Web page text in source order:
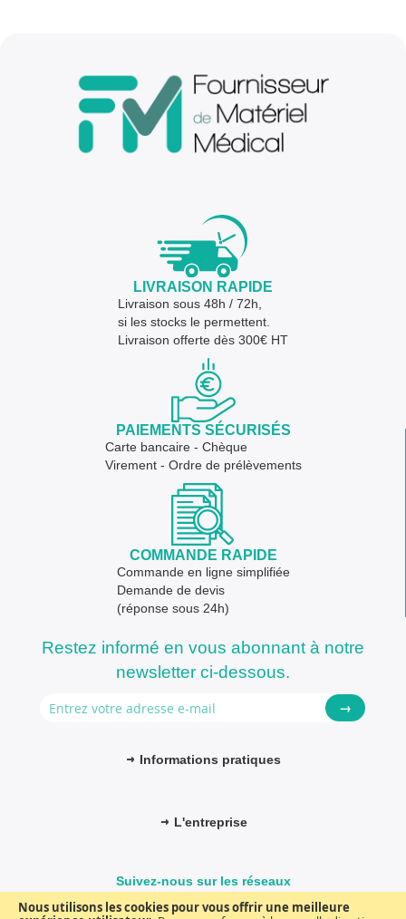
Nous utilisons les cookies pour vous offrir une meilleure
LIVRAISON RAPIDE
Livraison sous 48h / 72h,
si les stocks le permettent.
Livraison offerte dès 300€ HT
PAIEMENTS SÉCURISÉS
Carte bancaire - Chèque
Virement - Ordre de prélèvements
COMMANDE RAPIDE
Commande en ligne simplifiée
Demande de devis
(réponse sous 24h)
Restez informé en vous abonnant à notre
newsletter ci-dessous.
→
Informations pratiques
L'entreprise
Suivez-nous sur les réseaux